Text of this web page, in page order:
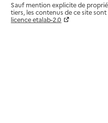
Sauf mention explicite de
tiers, les contenus de ce site
licence etalab-2.0